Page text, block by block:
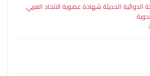
الدوائية الحديثة شهادة عضوية الاتحاد العربي